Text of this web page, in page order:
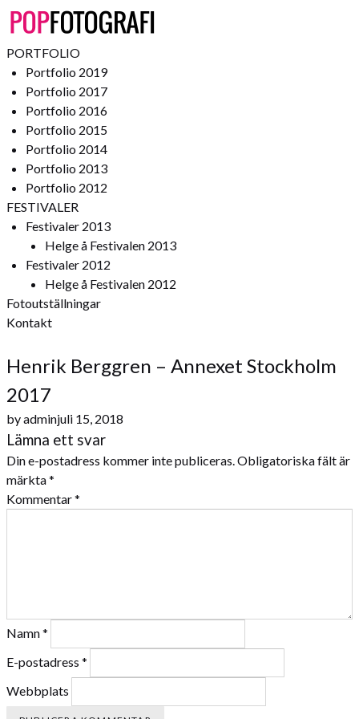
PORTFOLIO
Portfolio 2019
Portfolio 2017
Portfolio 2016
Portfolio 2015
Portfolio 2014
Portfolio 2013
Portfolio 2012
FESTIVALER
Festivaler 2013
Helge å Festivalen 2013
Festivaler 2012
Helge å Festivalen 2012
Fotoutställningar
Kontakt
Henrik Berggren – Annexet Stockholm
2017
byadminjuli 15, 2018
Lämna ett svar
Din e-postadress kommer inte publiceras.Obligatoriska fält är
märkta*
Kommentar*
Namn*
E-postadress *
Webbplats